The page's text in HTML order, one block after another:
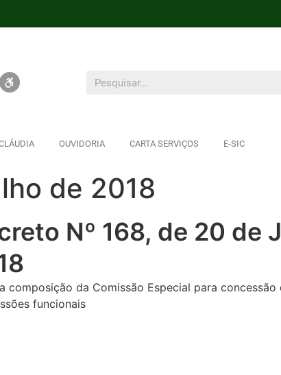
OUVIDORIA CARTA SERVIÇOS E-SIC
de 2018
Nº 168, de 20 de
composição da Comissão Especial para
funcionais